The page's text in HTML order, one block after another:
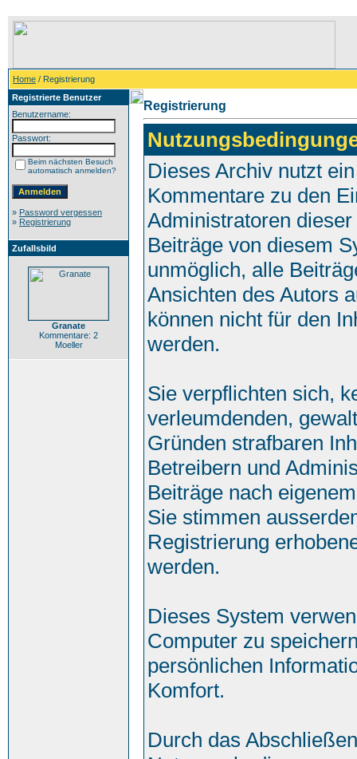
Home / Registrierung
Registrierte Benutzer
Benutzername:
Passwort:
Beim nächsten Besuch
automatisch anmelden?
» Password vergessen
» Registrierung
Zufallsbild
Granate
Kommentare: 2
Moeller
Registrierung
Dieses Archiv nutzt
Kommentare zu den
Administratoren
Beiträge von diesem
unmöglich, alle
Ansichten des Autors
können nicht für den
werden.
Sie verpflichten sich,
verleumdenden,
Gründen strafbaren
Betreibern und
Beiträge nach
Sie stimmen
Registrierung
werden.
Dieses System
Computer zu
persönlichen
Komfort.
Durch das